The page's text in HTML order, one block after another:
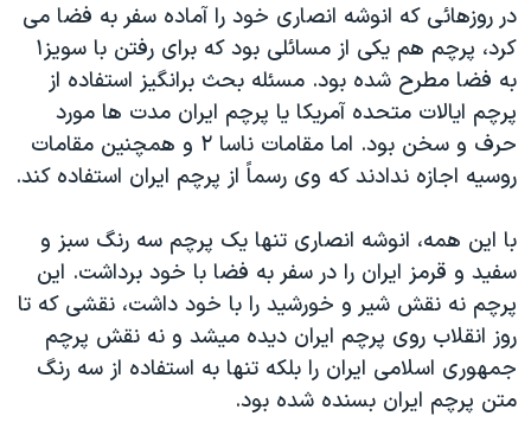
در روزهائی که انوشه انصاری خود را آماده سفر به فضا می
کرد، پرچم هم یکی از مسائلی بود که برای رفتن با سویز١
به فضا مطرح شده بود. مسئله بحث برانگیز استفاده از
پرچم ایالات متحده آمریکا یا پرچم ایران مدت ها مورد
حرف و سخن بود. اما مقامات ناسا ٢ و همچنین مقامات
روسیه اجازه ندادند که وی رسماً از پرچم ایران استفاده کند.
با این همه، انوشه انصاری تنها یک پرچم سه رنگ سبز و
سفید و قرمز ایران را در سفر به فضا با خود برداشت. این
پرچم نه نقش شیر و خورشید را با خود داشت، نقشی که تا
روز انقلاب روی پرچم ایران دیده میشد و نه نقش پرچم
جمهوری اسلامی ایران را بلکه تنها به استفاده از سه رنگ
متن پرچم ایران بسنده شده بود.